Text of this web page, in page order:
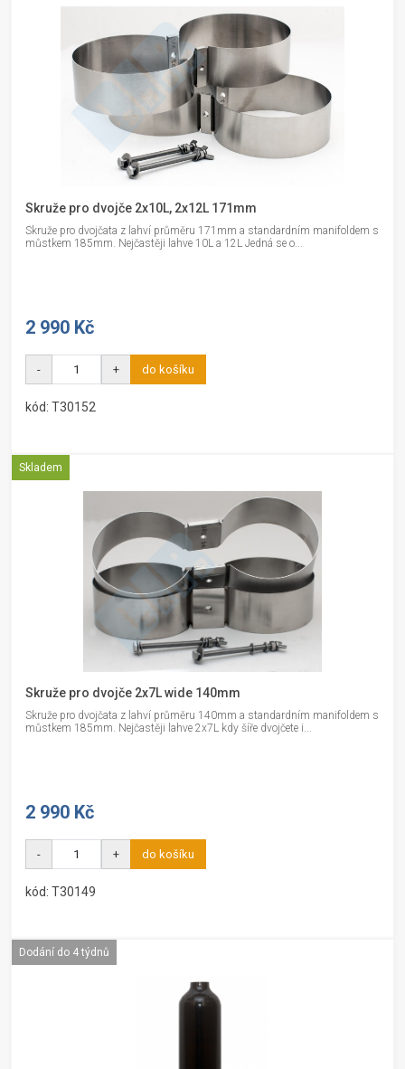
Skruže pro dvojče 2x10L, 2x12L 171mm
Skruže pro dvojčata z lahví průměru 171mm a standardním manifoldem s
můstkem 185mm. Nejčastěji lahve 10L a 12L Jedná se o...
2 990 Kč
- + do košíku
kód: T30152
Skladem
Skruže pro dvojče 2x7L wide 140mm
Skruže pro dvojčata z lahví průměru 140mm a standardním manifoldem s
můstkem 185mm. Nejčastěji lahve 2x7L kdy šíře dvojčete i...
2 990 Kč
- + do košíku
kód: T30149
Dodání do 4 týdnů